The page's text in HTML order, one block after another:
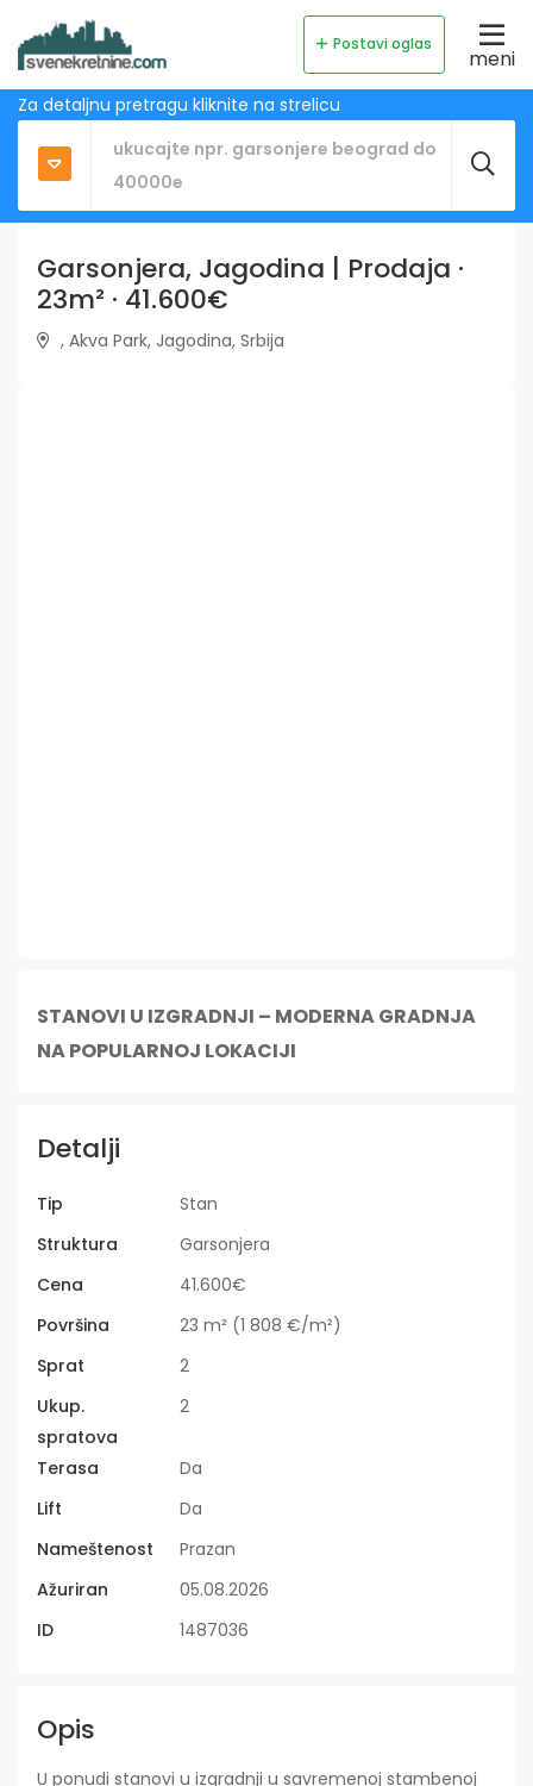
Postavi oglas
meni
Za detaljnu pretragu kliknite na strelicu
Garsonjera, Jagodina | Prodaja ·
23m² · 41.600€
, Akva Park, Jagodina, Srbija
STANOVI U IZGRADNJI – MODERNA GRADNJA
NA POPULARNOJ LOKACIJI
Detalji
Tip
Stan
Struktura
Garsonjera
Cena
41.600€
Površina
23 m² (1 808 €/m²)
Sprat
2
Ukup.
spratova
2
Terasa
Da
Lift
Da
Nameštenost
Prazan
Ažuriran
05.08.2026
ID
1487036
Opis
U ponudi stanovi u izgradnji u savremenoj stambenoj